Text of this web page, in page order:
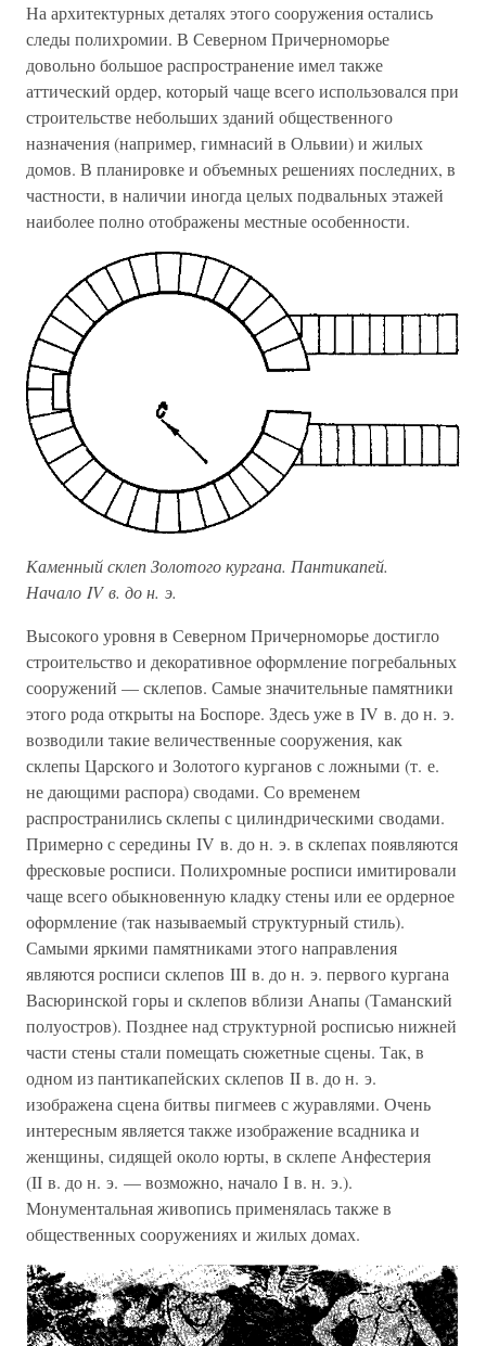
На архитектурных деталях этого сооружения остались
следы полихромии. В Северном Причерноморье
довольно большое распространение имел также
аттический ордер, который чаще всего использовался при
строительстве небольших зданий общественного
назначения (например, гимнасий в Ольвии) и жилых
домов. В планировке и объемных решениях последних, в
частности, в наличии иногда целых подвальных этажей
наиболее полно отображены местные особенности.
Каменный склеп Золотого кургана. Пантикапей.
Начало IV в. до н. э.
Высокого уровня в Северном Причерноморье достигло
строительство и декоративное оформление погребальных
сооружений — склепов. Самые значительные памятники
этого рода открыты на Боспоре. Здесь уже в IV в. до н. э.
возводили такие величественные сооружения, как
склепы Царского и Золотого курганов с ложными (т. е.
не дающими распора) сводами. Со временем
распространились склепы с цилиндрическими сводами.
Примерно с середины IV в. до н. э. в склепах появляются
фресковые росписи. Полихромные росписи имитировали
чаще всего обыкновенную кладку стены или ее ордерное
оформление (так называемый структурный стиль).
Самыми яркими памятниками этого направления
являются росписи склепов III в. до н. э. первого кургана
Васюринской горы и склепов вблизи Анапы (Таманский
полуостров). Позднее над структурной росписью нижней
части стены стали помещать сюжетные сцены. Так, в
одном из пантикапейских склепов II в. до н. э.
изображена сцена битвы пигмеев с журавлями. Очень
интересным является также изображение всадника и
женщины, сидящей около юрты, в склепе Анфестерия
(II в. до н. э. — возможно, начало I в. н. э.).
Монументальная живопись применялась также в
общественных сооружениях и жилых домах.